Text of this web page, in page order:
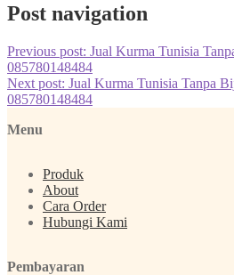
Post navigation
Previous post: Jual Kurma Tunisia
085780148484
Next post: Jual Kurma Tunisia Tanpa
085780148484
Menu
Produk
About
Cara Order
Hubungi Kami
Pembayaran